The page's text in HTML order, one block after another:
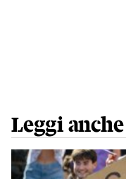
Leggi anche